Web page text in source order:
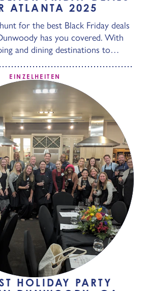
ATLANTA 2025
for the best Black Friday deals
has you covered. With
and dining destinations to…
EINZELHEITEN
HOLIDAY PARTY